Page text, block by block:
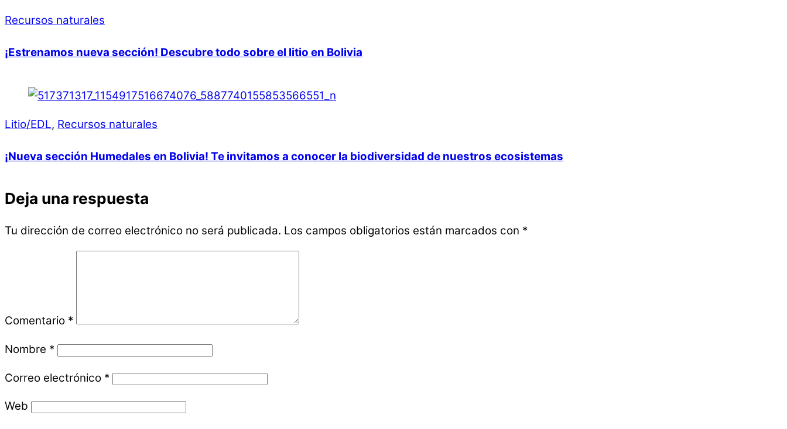
Recursos naturales
¡Estrenamos nueva sección! Descubre todo sobre el litio en Bolivia
Litio/EDL, Recursos naturales
¡Nueva sección Humedales en Bolivia! Te invitamos a conocer la biodiversidad de nuestros ecosistemas
Deja una respuesta
Tu dirección de correo electrónico no será publicada. Los campos obligatorios están marcados con *
Comentario *
Nombre *
Correo electrónico *
Web